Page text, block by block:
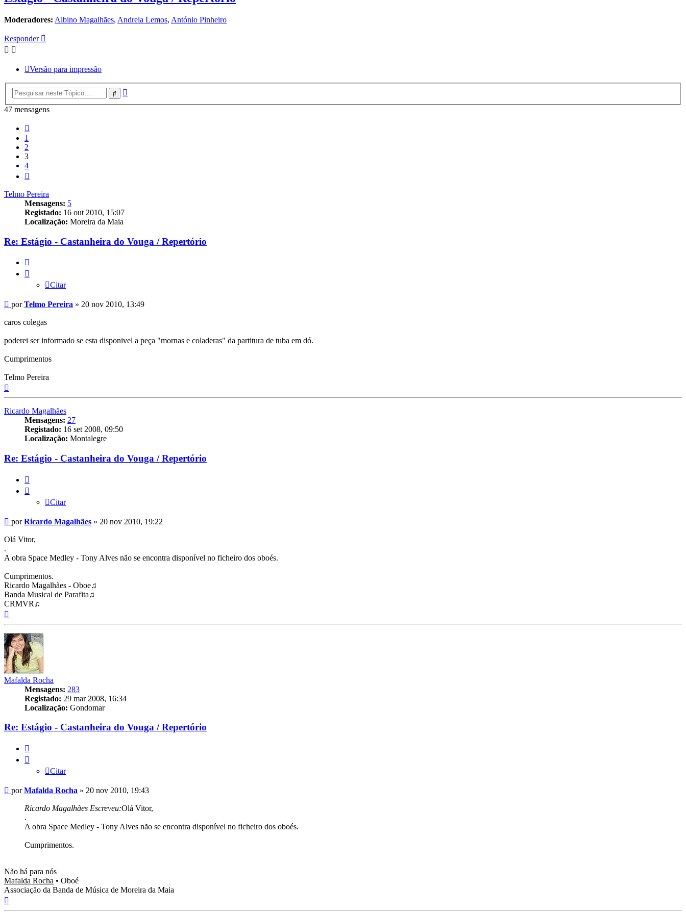
Moderadores: Albino Magalhães, Andreia Lemos, António Pinheiro
Responder
Versão para impressão
Pesquisar
47 mensagens
1
2
3
4
Telmo Pereira
Mensagens: 5
Registado: 16 out 2010, 15:07
Localização: Moreira da Maia
Re: Estágio - Castanheira do Vouga / Repertório
Citar
Mensagem
porTelmo Pereira » 20 nov 2010, 13:49
caros colegas
poderei ser informado se esta disponivel a peça "mornas e coladeras" da partitura de tuba em dó.
Cumprimentos
Telmo Pereira
Ricardo Magalhães
Mensagens: 27
Registado: 16 set 2008, 09:50
Localização: Montalegre
Re: Estágio - Castanheira do Vouga / Repertório
Citar
Mensagem
porRicardo Magalhães » 20 nov 2010, 19:22
Olá Vitor,
.
A obra Space Medley - Tony Alves não se encontra disponível no ficheiro dos oboés.
Cumprimentos.
Ricardo Magalhães - Oboe♫
Banda Musical de Parafita♫
CRMVR♫
Mafalda Rocha
Mensagens: 283
Registado: 29 mar 2008, 16:34
Localização: Gondomar
Re: Estágio - Castanheira do Vouga / Repertório
Citar
Mensagem
porMafalda Rocha » 20 nov 2010, 19:43
Ricardo Magalhães Escreveu:Olá Vitor,
.
A obra Space Medley - Tony Alves não se encontra disponível no ficheiro dos oboés.
Cumprimentos.
Não há para nós
Mafalda Rocha • Oboé
Associação da Banda de Música de Moreira da Maia